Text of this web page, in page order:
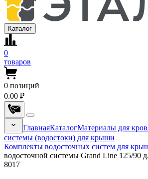
Каталог
0
товаров
0 позиций
0.00 ₽
ГлавнаяКаталогМатериалы для
системы (водостоки) для крыши
Комплекты водосточных систем для
водосточной системы Grand Line 125/90
8017